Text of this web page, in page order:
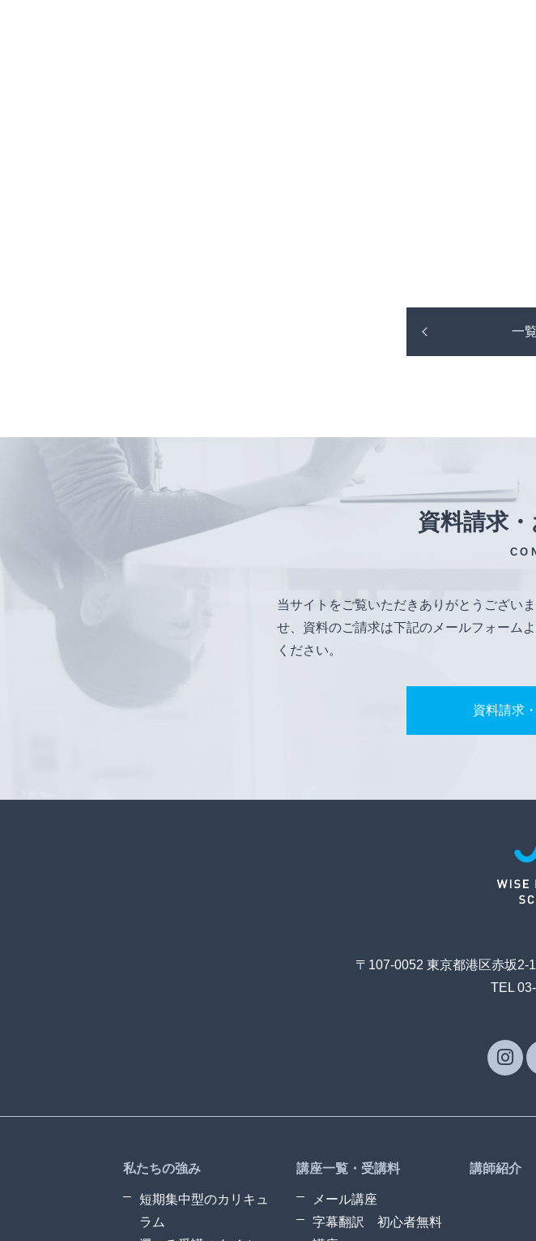
一
資料請求
当サイトをご覧いただきありがとうござい
せ、資料のご請求は下記のメールフォーム
ください。
資料請求
〒107-0052 東京都港区赤坂2-
TEL
私たちの強み
短期集中型のカリキュ
ラム
講座一覧・受講料
メール講座
字幕翻訳 初心者無料
講師紹介